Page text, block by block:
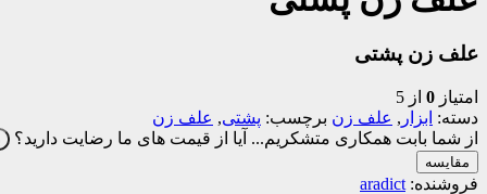
علف زن پشتی
امتیاز 0 از 5
دسته: ابزار , علف زن برچسب: پشتی, علف زن
از شما بابت همکاری متشکریم... آیا از قیمت های ما رضایت دارید؟
مقایسه
فروشنده: aradict